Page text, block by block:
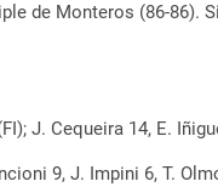
de Monteros (86-86).
J. Cequeira 14, E.
9, J. Impini 6, T.